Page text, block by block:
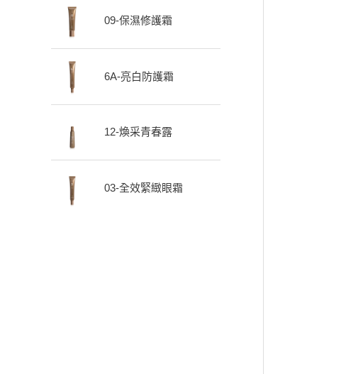
09-保濕修護霜
6A-亮白防護霜
12-煥采青春露
03-全效緊緻眼霜